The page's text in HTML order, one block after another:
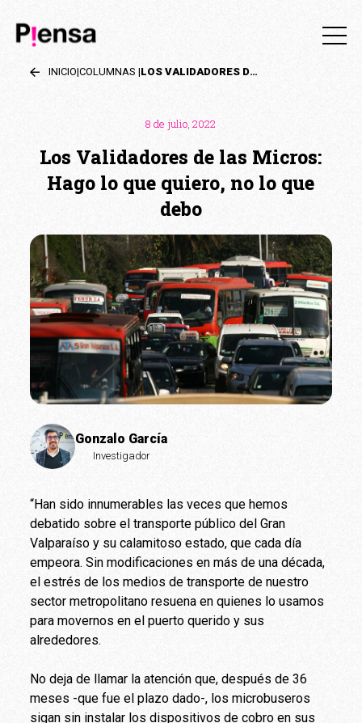
INICIO|COLUMNAS | LOS VALIDADORES DE LAS MICROS: HAGO LO QUE QUIERO, NO LO QUE DEBO
8 de julio, 2022
Los Validadores de las Micros:
Hago lo que quiero, no lo que
debo
Gonzalo García
Investigador
“Han sido innumerables las veces que hemos
debatido sobre el transporte público del Gran
Valparaíso y su calamitoso estado, que cada día
empeora. Sin modificaciones en más de una década,
el estrés de los medios de transporte de nuestro
sector metropolitano resuena en quienes lo usamos
para movernos en el puerto querido y sus
alrededores.
No deja de llamar la atención que, después de 36
meses -que fue el plazo dado-, los microbuseros
sigan sin instalar los dispositivos de cobro en sus